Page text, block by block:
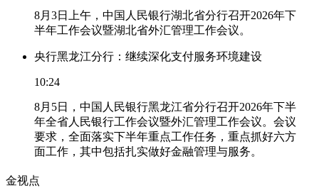
8月3日上午，中国人民银行湖北省分行召开2026年下
半年工作会议暨湖北省外汇管理工作会议。
央行黑龙江分行：继续深化支付服务环境建设
10:24
8月5日，中国人民银行黑龙江省分行召开2026年下半
年全省人民银行工作会议暨外汇管理工作会议。会议
要求，全面落实下半年重点工作任务，重点抓好六方
面工作，其中包括扎实做好金融管理与服务。
金视点